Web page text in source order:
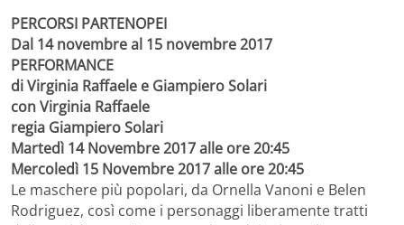
PERCORSI PARTENOPEI
Dal 14 novembre al 15 novembre 2017
PERFORMANCE
di Virginia Raffaele e Giampiero Solari
con Virginia Raffaele
regia Giampiero Solari
Martedì 14 Novembre 2017 alle ore 20:45
Mercoledì 15 Novembre 2017 alle ore 20:45
Le maschere più popolari, da Ornella Vanoni e Belen
Rodriguez, così come i personaggi liberamente tratti